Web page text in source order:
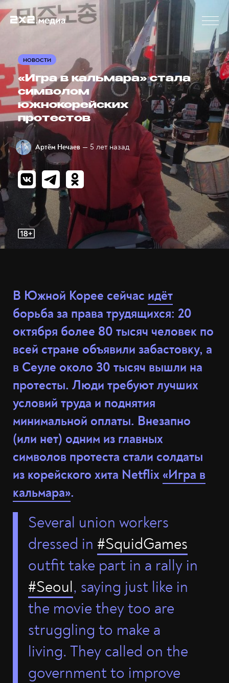
НОВОСТИ
«Игра в кальмара» стала
символом
южнокорейских
протестов
Артём Нечаев — 5 лет назад
В Южной Корее сейчас идёт
борьба за права трудящихся: 20
октября более 80 тысяч человек по
всей стране объявили забастовку, а
в Сеуле около 30 тысяч вышли на
протесты. Люди требуют лучших
условий труда и поднятия
минимальной оплаты. Внезапно
(или нет) одним из главных
символов протеста стали солдаты
из корейского хита Netflix«Игра в
кальмара».
Several union workers
dressed in #SquidGames
outfit take part in a rally in
#Seoul, saying just like in
the movie they too are
struggling to make a
living. They called on the
government to improve